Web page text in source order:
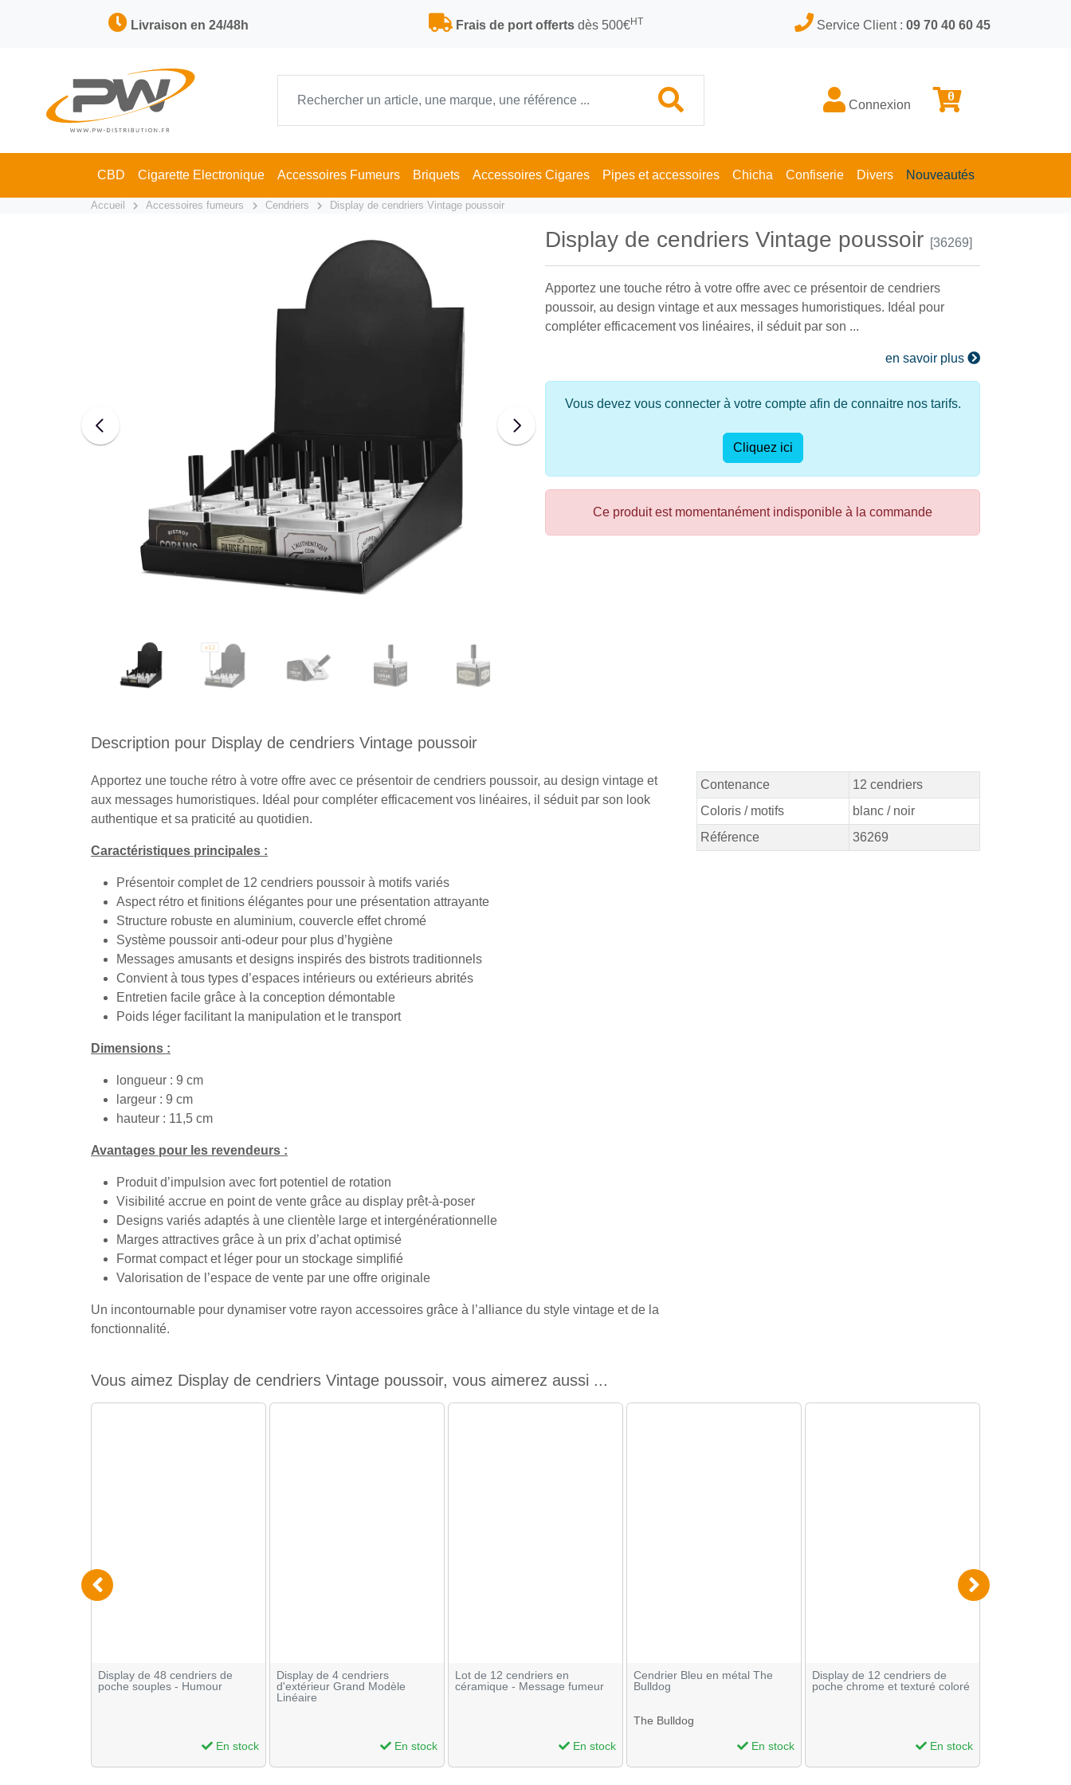
Livraison en 24/48h Frais de port offertsdès 500€HT Service Client : 09 70 40 60 45
Connexion
0
CBD Cigarette Electronique Accessoires Fumeurs Briquets Accessoires Cigares Pipes et accessoires Chicha Confiserie Divers Nouveautés
Accueil Accessoires fumeurs Cendriers Display de cendriers Vintage poussoir
Display de cendriers Vintage poussoir [36269]
Apportez une touche rétro à votre offre avec ce présentoir de cendriers
poussoir, au design vintage et aux messages humoristiques. Idéal pour
compléter efficacement vos linéaires, il séduit par son ...
en savoir plus
Vous devez vous connecter à votre compte afin de connaitre nos tarifs.
Cliquez ici
Ce produit est momentanément indisponible à la commande
Description pour Display de cendriers Vintage poussoir
Apportez une touche rétro à votre offre avec ce présentoir de cendriers poussoir, au design vintage et
aux messages humoristiques. Idéal pour compléter efficacement vos linéaires, il séduit par son look
authentique et sa praticité au quotidien.
Caractéristiques principales :
Présentoir complet de 12 cendriers poussoir à motifs variés
Aspect rétro et finitions élégantes pour une présentation attrayante
Structure robuste en aluminium, couvercle effet chromé
Système poussoir anti-odeur pour plus d’hygiène
Messages amusants et designs inspirés des bistrots traditionnels
Convient à tous types d’espaces intérieurs ou extérieurs abrités
Entretien facile grâce à la conception démontable
Poids léger facilitant la manipulation et le transport
Dimensions :
longueur : 9 cm
largeur : 9 cm
hauteur : 11,5 cm
Avantages pour les revendeurs :
Produit d’impulsion avec fort potentiel de rotation
Visibilité accrue en point de vente grâce au display prêt-à-poser
Designs variés adaptés à une clientèle large et intergénérationnelle
Marges attractives grâce à un prix d’achat optimisé
Format compact et léger pour un stockage simplifié
Valorisation de l’espace de vente par une offre originale
Un incontournable pour dynamiser votre rayon accessoires grâce à l’alliance du style vintage et de la
fonctionnalité.
Contenance
12 cendriers
Coloris / motifs
blanc / noir
Référence
36269
Vous aimez Display de cendriers Vintage poussoir, vous aimerez aussi ...
Display de 48 cendriers de
poche souples - Humour
En stock
Display de 4 cendriers
d'extérieur Grand Modèle
Linéaire
En stock
Lot de 12 cendriers en
céramique - Message fumeur
En stock
Cendrier Bleu en métal The
Bulldog
The Bulldog
En stock
Display de 12 cendriers de
poche chrome et texturé coloré
En stock